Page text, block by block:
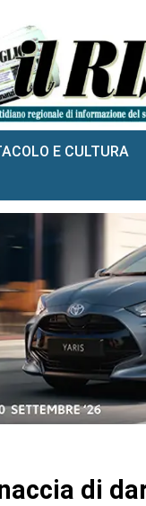
E CULTURA
di